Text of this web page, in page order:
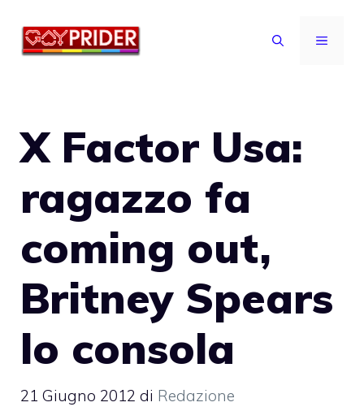
MENU
X Factor Usa:
ragazzo fa
coming out,
Britney Spears
lo consola
21 Giugno 2012 di Redazione